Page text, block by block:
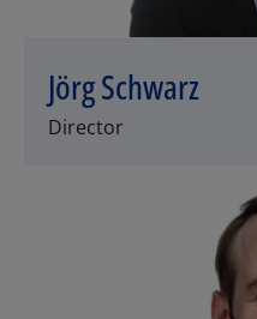
Jörg Schwarz
Director